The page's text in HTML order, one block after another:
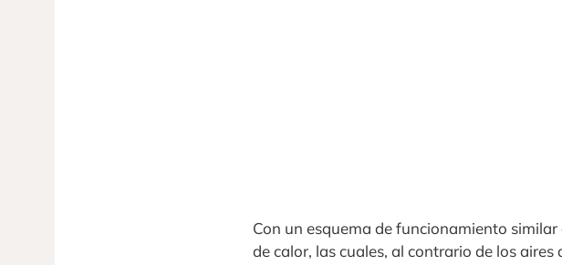
Con un esquema de funcionamiento
de calor, las cuales, al contrario de los